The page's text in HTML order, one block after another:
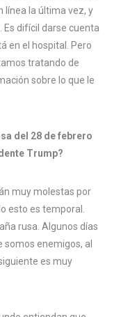
línea la última vez, y
difícil darse cuenta
en el hospital. Pero
tratando de
sobre lo que le
del 28 de febrero
Trump?
muy molestas por
esto es temporal.
rusa. Algunos días
enemigos, al
es muy